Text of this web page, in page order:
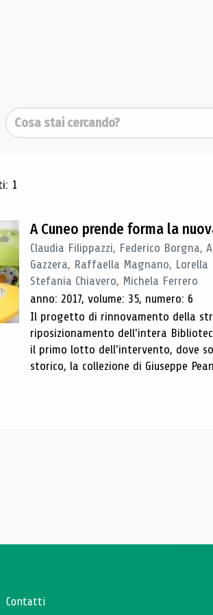
Cerca
di ricerca
1
A Cuneo prende forma la
Claudia Filippazzi, Federico Borgna,
Gazzera, Raffaella Magnano,
Stefania Chiavero, Michela Ferrero
anno: 2017, volume: 35, numero: 6
Il progetto di rinnovamento della
riposizionamento dell'intera
il primo lotto dell'intervento, dove
storico, la collezione di Giuseppe
Contatti